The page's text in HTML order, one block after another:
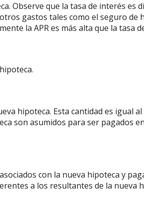
Observe que la tasa de interés es
gastos tales como el seguro
la APR es más alta que la tasa
hipoteca. Esta cantidad es igual
son asumidos para ser pagados
con la nueva hipoteca y
a los resultantes de la nueva